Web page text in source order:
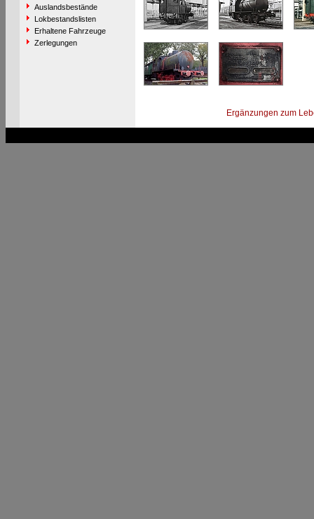
Auslandsbestände
Lokbestandslisten
Erhaltene Fahrzeuge
Zerlegungen
Ergänzungen zum